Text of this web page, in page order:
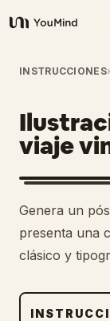
YouMind
Resumen
Casos de uso
Habilidades
Prompts
INSTRUCCIONES›
viaje
Genera un
presenta una
clásico y